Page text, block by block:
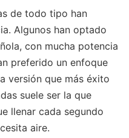
de todo tipo han
Algunos han optado
con mucha potencia
preferido un enfoque
versión que más éxito
suele ser la que
llenar cada segundo
aire.